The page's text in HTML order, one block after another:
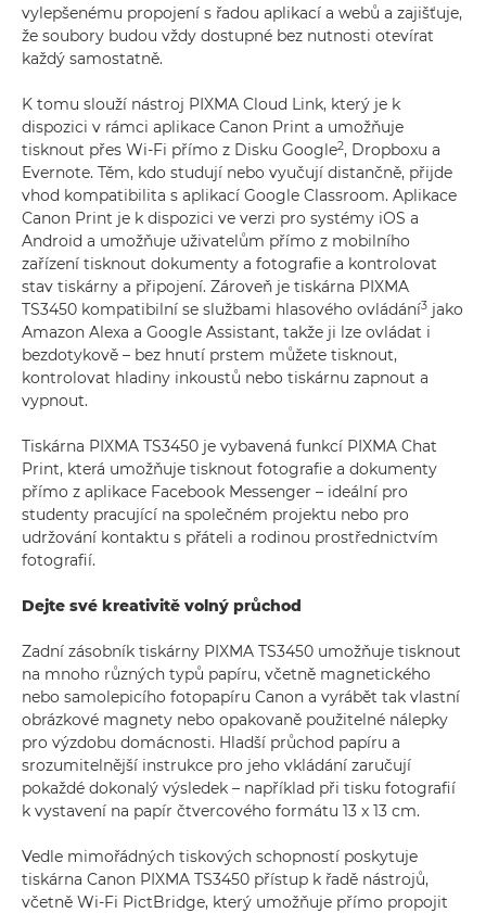
vylepšenému propojení s řadou aplikací a webů a zajišťuje,
že soubory budou vždy dostupné bez nutnosti otevírat
každý samostatně.
K tomu slouží nástroj PIXMA Cloud Link, který je k
dispozici v rámci aplikace Canon Print a umožňuje
tisknout přes Wi-Fi přímo z Disku Google2, Dropboxu a
Evernote. Těm, kdo studují nebo vyučují distančně, přijde
vhod kompatibilita s aplikací Google Classroom. Aplikace
Canon Print je k dispozici ve verzi pro systémy iOS a
Android a umožňuje uživatelům přímo z mobilního
zařízení tisknout dokumenty a fotografie a kontrolovat
stav tiskárny a připojení. Zároveň je tiskárna PIXMA
TS3450 kompatibilní se službami hlasového ovládání3 jako
Amazon Alexa a Google Assistant, takže ji lze ovládat i
bezdotykově – bez hnutí prstem můžete tisknout,
kontrolovat hladiny inkoustů nebo tiskárnu zapnout a
vypnout.
Tiskárna PIXMA TS3450 je vybavená funkcí PIXMA Chat
Print, která umožňuje tisknout fotografie a dokumenty
přímo z aplikace Facebook Messenger – ideální pro
studenty pracující na společném projektu nebo pro
udržování kontaktu s přáteli a rodinou prostřednictvím
fotografií.
Dejte své kreativitě volný průchod
Zadní zásobník tiskárny PIXMA TS3450 umožňuje tisknout
na mnoho různých typů papíru, včetně magnetického
nebo samolepicího fotopapíru Canon a vyrábět tak vlastní
obrázkové magnety nebo opakovaně použitelné nálepky
pro výzdobu domácnosti. Hladší průchod papíru a
srozumitelnější instrukce pro jeho vkládání zaručují
pokaždé dokonalý výsledek – například při tisku fotografií
k vystavení na papír čtvercového formátu 13 x 13 cm.
Vedle mimořádných tiskových schopností poskytuje
tiskárna Canon PIXMA TS3450 přístup k řadě nástrojů,
včetně Wi-Fi PictBridge, který umožňuje přímo propojit